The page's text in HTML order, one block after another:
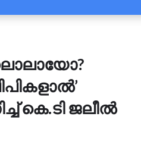
കെ.ടി ജലീൽ